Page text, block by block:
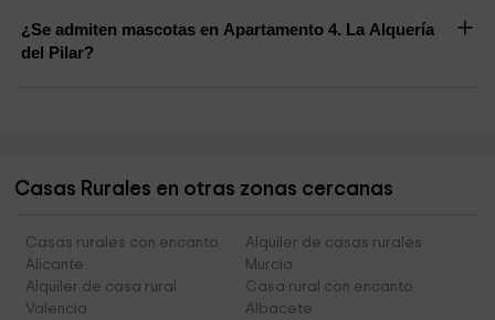
¿Se admiten mascotas en Apartamento 4. La Alquería
del Pilar?
Casas Rurales en otras zonas cercanas
Casas rurales con encanto
Alicante
Alquiler de casas rurales
Murcia
Alquiler de casa rural
Valencia
Casa rural con encanto
Albacete